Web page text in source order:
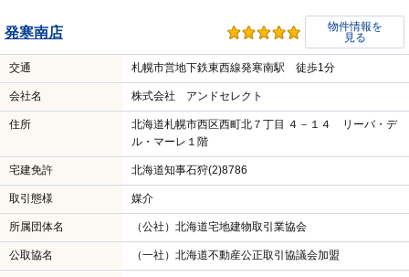
発寒南店
物件情報を
見る
交通 札幌市営地下鉄東西線発寒南駅 徒歩1分
会社名 株式会社 アンドセレクト
住所
北海道札幌市西区西町北７丁目 ４－１４ リーバ・デ
ル・マーレ１階
宅建免許 北海道知事石狩(2)8786
取引態様 媒介
所属団体名 （公社）北海道宅地建物取引業協会
公取協名 （一社）北海道不動産公正取引協議会加盟